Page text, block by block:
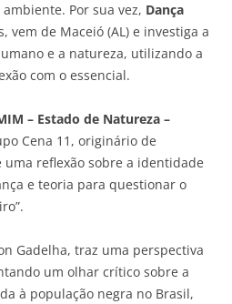
Por sua vez, Dança
vem de Maceió (AL) e investiga a
e a natureza, utilizando a
com o essencial.
– Estado de Natureza –
Cena 11, originário de
uma reflexão sobre a identidade
e teoria para questionar o
Gadelha, traz uma perspectiva
um olhar crítico sobre a
à população negra no Brasil,